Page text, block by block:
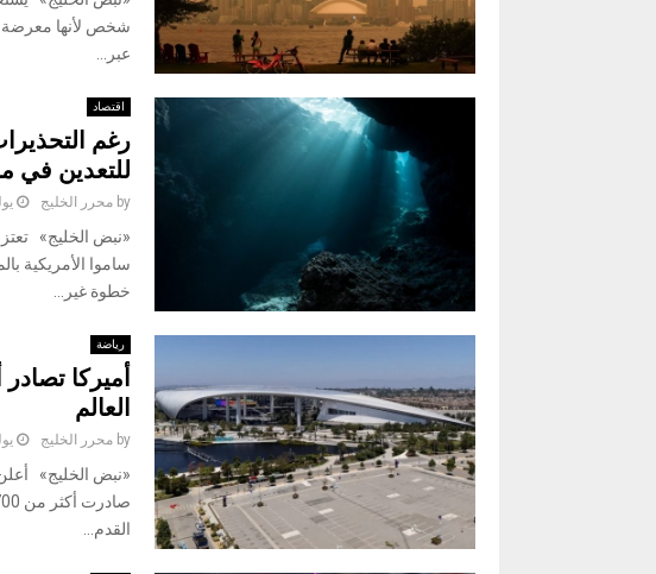
شخص لأنها معرضة
عبر...
اقتصاد
رغم
للتعدين في
by محرر الخليج يوليو
«نبض الخليج»
ساموا الأمريكية
خطوة غير...
رياضة
العالم
by محرر الخليج يوليو
القدم...